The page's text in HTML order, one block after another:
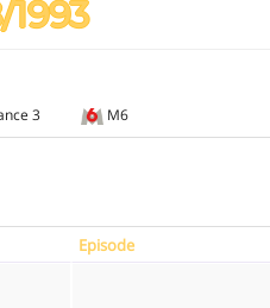
3 M6
Episode